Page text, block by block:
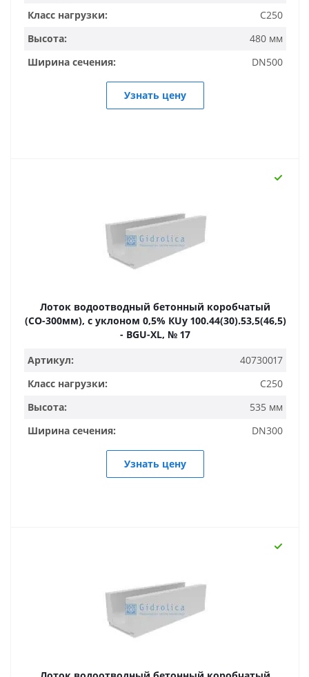
Класс нагрузки:
C250
Высота:
480 мм
Ширина сечения:
DN500
Узнать цену
Лоток водоотводный бетонный коробчатый
(СО-300мм), с уклоном 0,5% КUу 100.44(30).53,5(46,5)
- BGU-XL, № 17
Артикул:
40730017
Класс нагрузки:
C250
Высота:
535 мм
Ширина сечения:
DN300
Узнать цену